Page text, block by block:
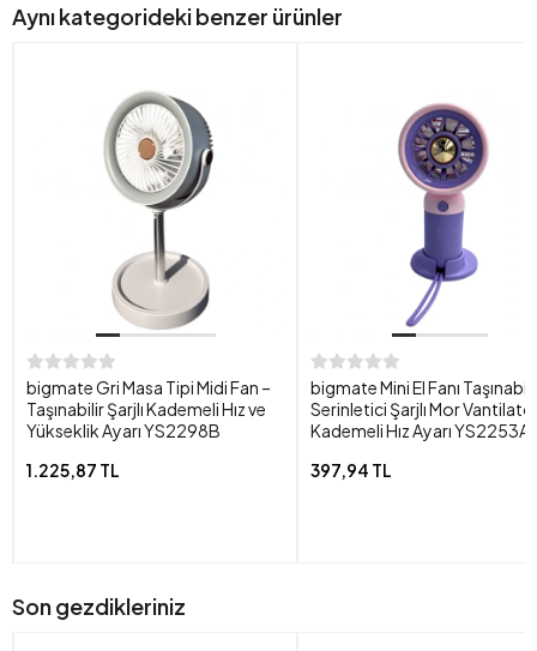
Aynı kategorideki benzer ürünler
bigmate Gri Masa Tipi Midi Fan –
Taşınabilir Şarjlı Kademeli Hız ve
Yükseklik Ayarı YS2298B
1.225,87 TL
bigmate Mini El Fanı
Serinletici Şarjlı Mor
Kademeli Hız Ayarı YS2253A
397,94 TL
Son gezdikleriniz